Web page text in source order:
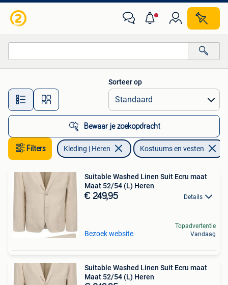
Alle afstanden…
Sorteer op
Bewaar je zoekopdracht
Filters Kleding | Heren Kostuums en vesten
Suitable Washed Linen Suit Ecru maat
Maat 52/54 (L) Heren
€ 249,95 Details
Bezoek website
Topadvertentie
Vandaag
Suitable Washed Linen Suit Ecru maat
Maat 52/54 (L) Heren